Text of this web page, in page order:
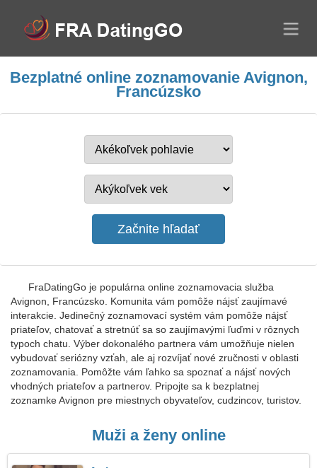
Bezplatné online zoznamovanie Avignon,
Francúzsko
FraDatingGo je populárna online zoznamovacia služba
Avignon, Francúzsko. Komunita vám pomôže nájsť zaujímavé
interakcie. Jedinečný zoznamovací systém vám pomôže nájsť
priateľov, chatovať a stretnúť sa so zaujímavými ľuďmi v rôznych
typoch chatu. Výber dokonalého partnera vám umožňuje nielen
vybudovať seriózny vzťah, ale aj rozvíjať nové zručnosti v oblasti
zoznamovania. Pomôžte vám ľahko sa spoznať a nájsť nových
vhodných priateľov a partnerov. Pripojte sa k bezplatnej
zoznamke Avignon pre miestnych obyvateľov, cudzincov, turistov.
Muži a ženy online